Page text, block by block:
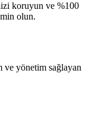
koruyun ve %100
olun.
ve yönetim sağlayan